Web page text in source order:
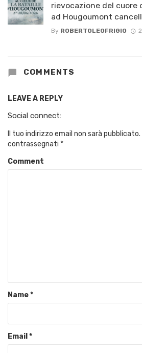
rievocazione del
ad Hougoumont
By ROBERTOLEOFRIGIO
COMMENTS
LEAVE A REPLY
Social connect:
Il tuo indirizzo email non sarà pubblicato.
contrassegnati *
Comment
Name*
Email*